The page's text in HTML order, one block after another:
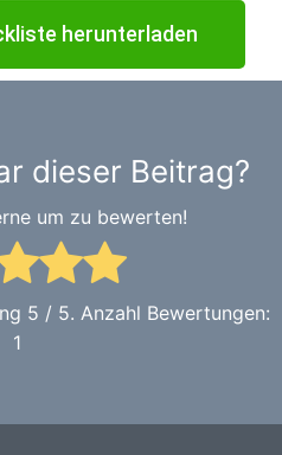
herunterladen
dieser Beitrag?
um zu bewerten!
5 / 5. Anzahl Bewertungen:
1